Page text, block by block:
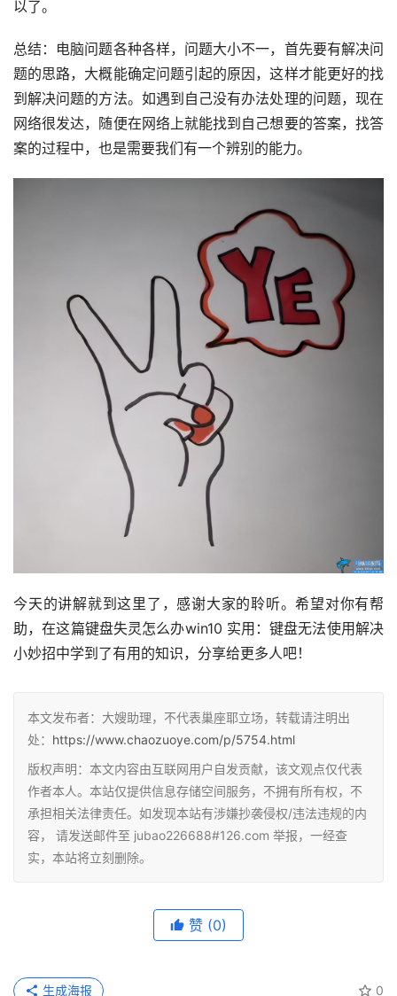
以了。
总结：电脑问题各种各样，问题大小不一，首先要有解决问
题的思路，大概能确定问题引起的原因，这样才能更好的找
到解决问题的方法。如遇到自己没有办法处理的问题，现在
网络很发达，随便在网络上就能找到自己想要的答案，找答
案的过程中，也是需要我们有一个辨别的能力。
今天的讲解就到这里了，感谢大家的聆听。希望对你有帮
助，在这篇键盘失灵怎么办win10 实用：键盘无法使用解决
小妙招中学到了有用的知识，分享给更多人吧！
本文发布者：大嫂助理，不代表巢座耶立场，转载请注明出
处： https://www.chaozuoye.com/p/5754.html
版权声明：本文内容由互联网用户自发贡献，该文观点仅代表
作者本人。本站仅提供信息存储空间服务，不拥有所有权，不
承担相关法律责任。如发现本站有涉嫌抄袭侵权/违法违规的内
容， 请发送邮件至 jubao226688#126.com 举报，一经查
实，本站将立刻删除。
赞 (0)
0
生成海报